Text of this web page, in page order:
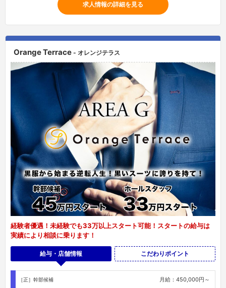
求人情報の詳細を見る
Orange Terrace - オレンジテラス
経験者優遇！未経験でも33万以上スタート可能！スタートの給与は
実績により相談に乗ります！
給与・店舗情報 こだわりポイント
［正］幹部候補 月給：450,000円～